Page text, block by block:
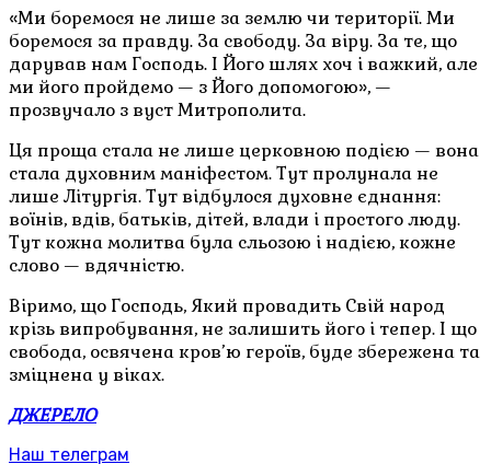
«Ми боремося не лише за землю чи території. Ми
боремося за правду. За свободу. За віру. За те, що
дарував нам Господь. І Його шлях хоч і важкий, але
ми його пройдемо — з Його допомогою», —
прозвучало з вуст Митрополита.
Ця проща стала не лише церковною подією — вона
стала духовним маніфестом. Тут пролунала не
лише Літургія. Тут відбулося духовне єднання:
воїнів, вдів, батьків, дітей, влади і простого люду.
Тут кожна молитва була сльозою і надією, кожне
слово — вдячністю.
Віримо, що Господь, Який провадить Свій народ
крізь випробування, не залишить його і тепер. І що
свобода, освячена кров’ю героїв, буде збережена та
зміцнена у віках.
ДЖЕРЕЛО
Наш телеграм